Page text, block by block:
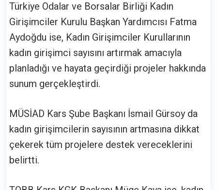
Türkiye Odalar ve Borsalar Birliği Kadın
Girişimciler Kurulu Başkan Yardımcısı Fatma
Aydoğdu ise, Kadın Girişimciler Kurullarının
kadın girişimci sayısını artırmak amacıyla
planladığı ve hayata geçirdiği projeler hakkında
sunum gerçekleştirdi.
MÜSİAD Kars Şube Başkanı İsmail Gürsoy da
kadın girişimcilerin sayısının artmasına dikkat
çekerek tüm projelere destek vereceklerini
belirtti.